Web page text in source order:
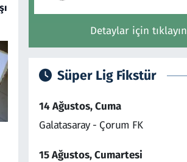
Detaylar için tıklayın
Süper Lig Fikstür
14 Ağustos, Cuma
Galatasaray - Çorum FK
15 Ağustos, Cumartesi